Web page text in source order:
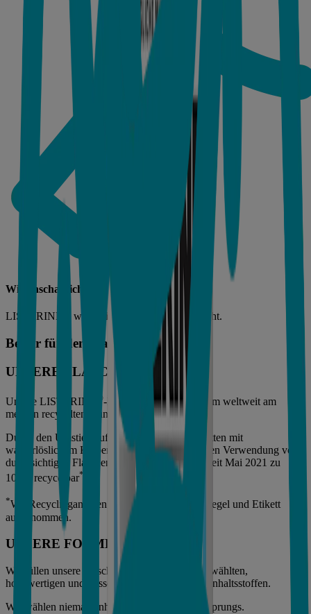
Wissenschaftliche Unterstützung
LISTERINE® wird seit über 75 Jahren erforscht.
Besser für den Planeten
UNSERE FLASCHEN
Unsere LISTERINE ®-Flaschen werden aus dem weltweit am
meisten recycelten Kunststoff hergestellt.
Durch den Umstieg auf nicht-metallische Etiketten mit
wasserlöslichem Kleber und der ausschließlichen Verwendung von
durchsichtigen Flaschen sind unsere Flaschen seit Mai 2021 zu
100% recycelbar*
*Wo Recyclinganlagen existieren. Sicherheitssiegel und Etikett
ausgenommen.
UNSERE FORMEL
Wir füllen unsere Flaschen mit sorgfältig ausgewählten,
hochwertigen und wissenschaftlich fundierten Inhaltsstoffen.
Wir wählen niemals Inhaltsstoffe tierischen Ursprungs.